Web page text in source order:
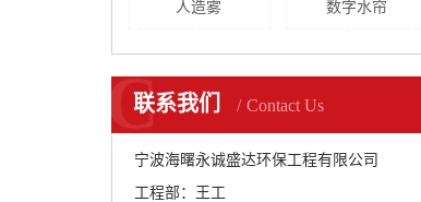
人造雾 数字水帘
联系我们 Contact Us
C
宁波海曙永诚盛达环保工程有限公司
工程部：王工